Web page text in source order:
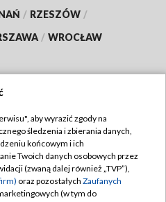
/ RZESZÓW /
/ WROCŁAW
TVP
TVP
prywatności
aby wyrazić zgody na
śledzenia i zbierania danych,
końcowym i ich
Twoich danych osobowych przez
(zwaną dalej również „TVP”),
oraz pozostałych Zaufanych
(w tym do